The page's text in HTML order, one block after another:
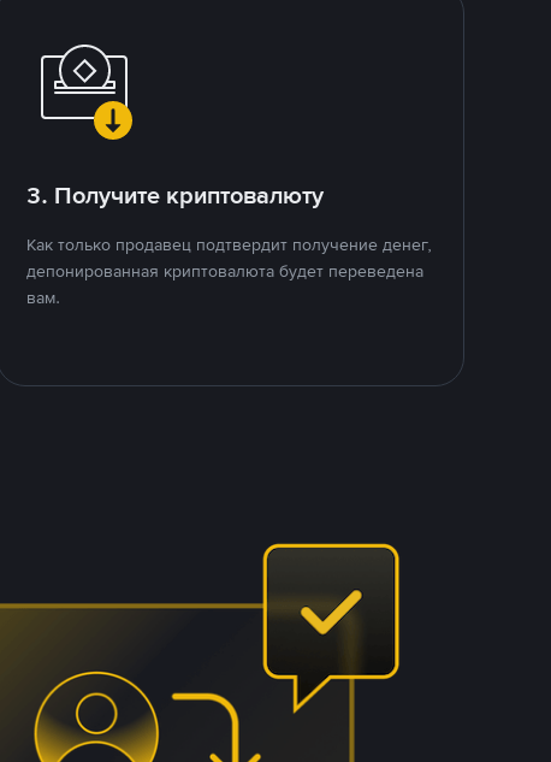
3. Получите криптовалюту
Как только продавец подтвердит получение денег,
депонированная криптовалюта будет переведена
вам.